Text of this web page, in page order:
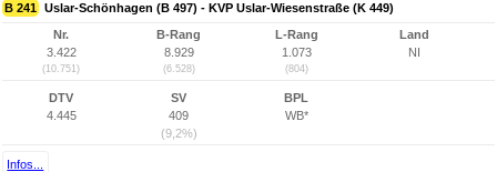
B 241 Uslar-Schönhagen (B 497) - KVP Uslar-Wiesenstraße (K 449)
Nr.
3.422
(10.751)
B-Rang
8.929
(6.528)
L-Rang
1.073
(804)
Land
NI
DTV
4.445
SV
409
(9,2%)
BPL
WB*
Infos...